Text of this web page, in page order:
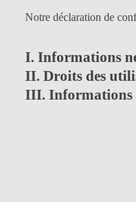
Notre déclaration de
I. Informations
II. Droits des
III. Informations